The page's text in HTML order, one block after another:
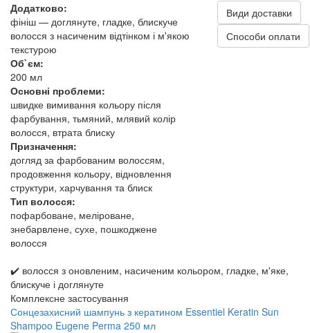
Додатково:
фініш — доглянуте, гладке, блискуче
волосся з насиченим відтінком і м'якою
текстурою
Об`єм:
200 мл
Основні проблеми:
швидке вимивання кольору після
фарбування, тьмяний, млявий колір
волосся, втрата блиску
Призначення:
догляд за фарбованим волоссям,
продовження кольору, відновлення
структури, харчування та блиск
Тип волосся:
пофарбоване, меліроване,
знебарвлене, сухе, пошкоджене
волосся
Види доставки
Способи оплати
✔️ волосся з оновленим, насиченим кольором, гладке, м'яке,
блискуче і доглянуте
Комплексне застосування
Сонцезахисний шампунь з кератином Essentiel Keratin Sun
Shampoo Eugene Perma 250 мл